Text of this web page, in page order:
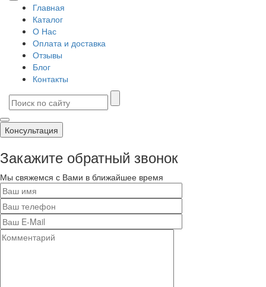
Главная
Каталог
О Нас
Оплата и доставка
Отзывы
Блог
Контакты
Консультация
Закажите обратный звонок
Мы свяжемся с Вами в ближайшее время